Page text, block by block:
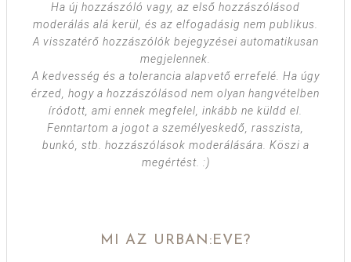
Ha új hozzászóló vagy, az első hozzászólásod
moderálás alá kerül, és az elfogadásig nem publikus.
A visszatérő hozzászólók bejegyzései automatikusan
megjelennek.
A kedvesség és a tolerancia alapvető errefelé. Ha úgy
érzed, hogy a hozzászólásod nem olyan hangvételben
íródott, ami ennek megfelel, inkább ne küldd el.
Fenntartom a jogot a személyeskedő, rasszista,
bunkó, stb. hozzászólások moderálására. Köszi a
megértést. :)
MI AZ URBAN:EVE?